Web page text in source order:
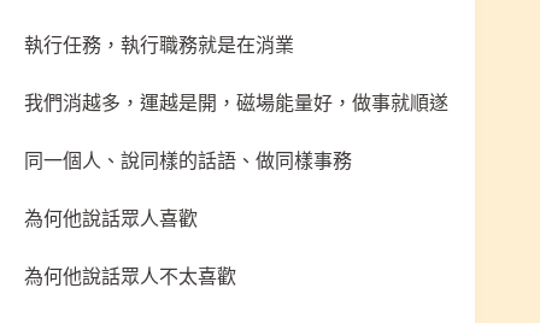
執行任務，執行職務就是在消業
我們消越多，運越是開，磁場能量好，做事就順遂
同一個人、說同樣的話語、做同樣事務
為何他說話眾人喜歡
為何他說話眾人不太喜歡